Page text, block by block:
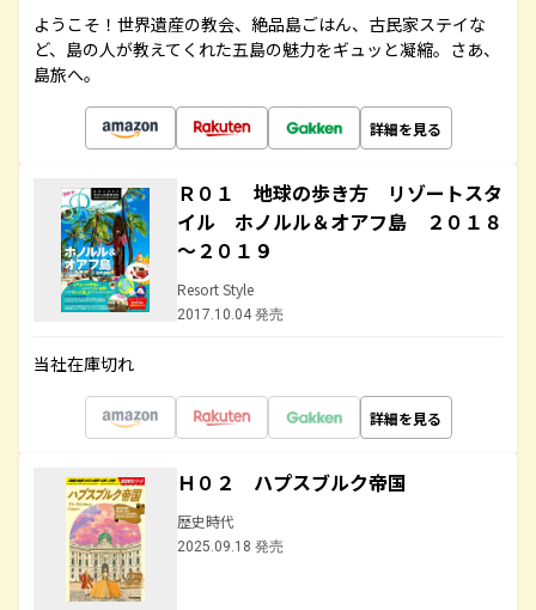
ようこそ！世界遺産の教会、絶品島ごはん、古民家ステイな
ど、島の人が教えてくれた五島の魅力をギュッと凝縮。さあ、
島旅へ。
詳細を見る
Ｒ０１ 地球の歩き方 リゾートスタ
イル ホノルル＆オアフ島 ２０１８
～２０１９
Resort Style
2017.10.04 発売
当社在庫切れ
詳細を見る
Ｈ０２ ハプスブルク帝国
歴史時代
2025.09.18 発売